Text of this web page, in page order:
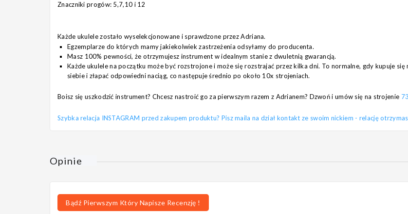
Znaczniki progów: 5,7,10 i 12
Każde ukulele zostało wyselekcjonowane i sprawdzone przez Adriana.
Egzemplarze do których mamy jakiekolwiek zastrzeżenia odsyłamy do producenta.
Masz 100% pewności, że otrzymujesz instrument w idealnym stanie z dwuletnią gwarancją.
Każde ukulele na początku może być rozstrojone i może się rozstrajać przez kilka dni. To normalne, gdy kupuje
siebie i złapać odpowiedni naciąg, co następuje średnio po około 10x strojeniach.
Boisz się uszkodzić instrument? Chcesz nastroić go za pierwszym razem z Adrianem? Dzwoń i umów się na strojenie
Szybka relacja INSTAGRAM przed zakupem produktu? Pisz maila na dział kontakt ze swoim nickiem - relację
Opinie
Bądź Pierwszym Który Napisze Recenzję !